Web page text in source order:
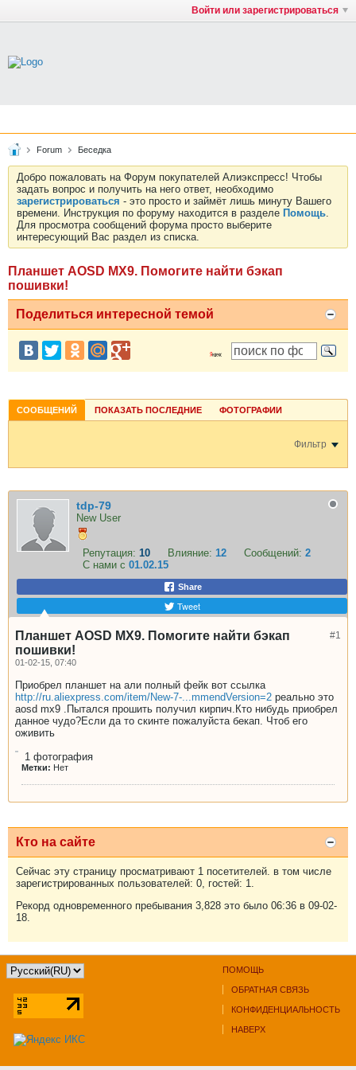
Войти или зарегистрироваться
Forum Беседка
Добро пожаловать на Форум покупателей Алиэкспресс! Чтобы
задать вопрос и получить на него ответ, необходимо
зарегистрироваться - это просто и займёт лишь минуту Вашего
времени. Инструкция по форуму находится в разделе Помощь.
Для просмотра сообщений форума просто выберите
интересующий Вас раздел из списка.
Планшет AOSD MX9. Помогите найти бэкап
пошивки!
Поделиться интересной темой
СООБЩЕНИЙ ПОКАЗАТЬ ПОСЛЕДНИЕ ФОТОГРАФИИ
Фильтр
tdp-79
New User
Репутация: 10 Влияние: 12 Сообщений: 2
С нами с 01.02.15
Share
Tweet
#1
Планшет AOSD MX9. Помогите найти бэкап
пошивки!
01-02-15, 07:40
Приобрел планшет на али полный фейк вот ссылка
http://ru.aliexpress.com/item/New-7-...mmendVersion=2 реально это
aosd mx9 .Пытался прошить получил кирпич.Кто нибудь приобрел
данное чудо?Если да то скинте пожалуйста бекап. Чтоб его
оживить
1 фотография
Метки: Нет
Кто на сайте
Сейчас эту страницу просматривают 1 посетителей. в том числе
зарегистрированных пользователей: 0, гостей: 1.
Рекорд одновременного пребывания 3,828 это было 06:36 в 09-02-
18.
ПОМОЩЬ
ОБРАТНАЯ СВЯЗЬ
КОНФИДЕНЦИАЛЬНОСТЬ
НАВЕРХ